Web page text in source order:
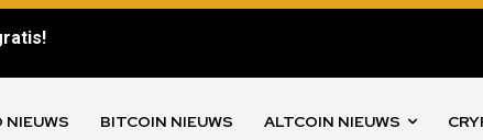
NIEUWS BITCOIN NIEUWS ALTCOIN NIEUWS